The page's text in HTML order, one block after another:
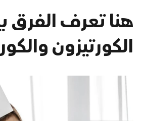
هنا تعرف الفرق
الكورتيزون